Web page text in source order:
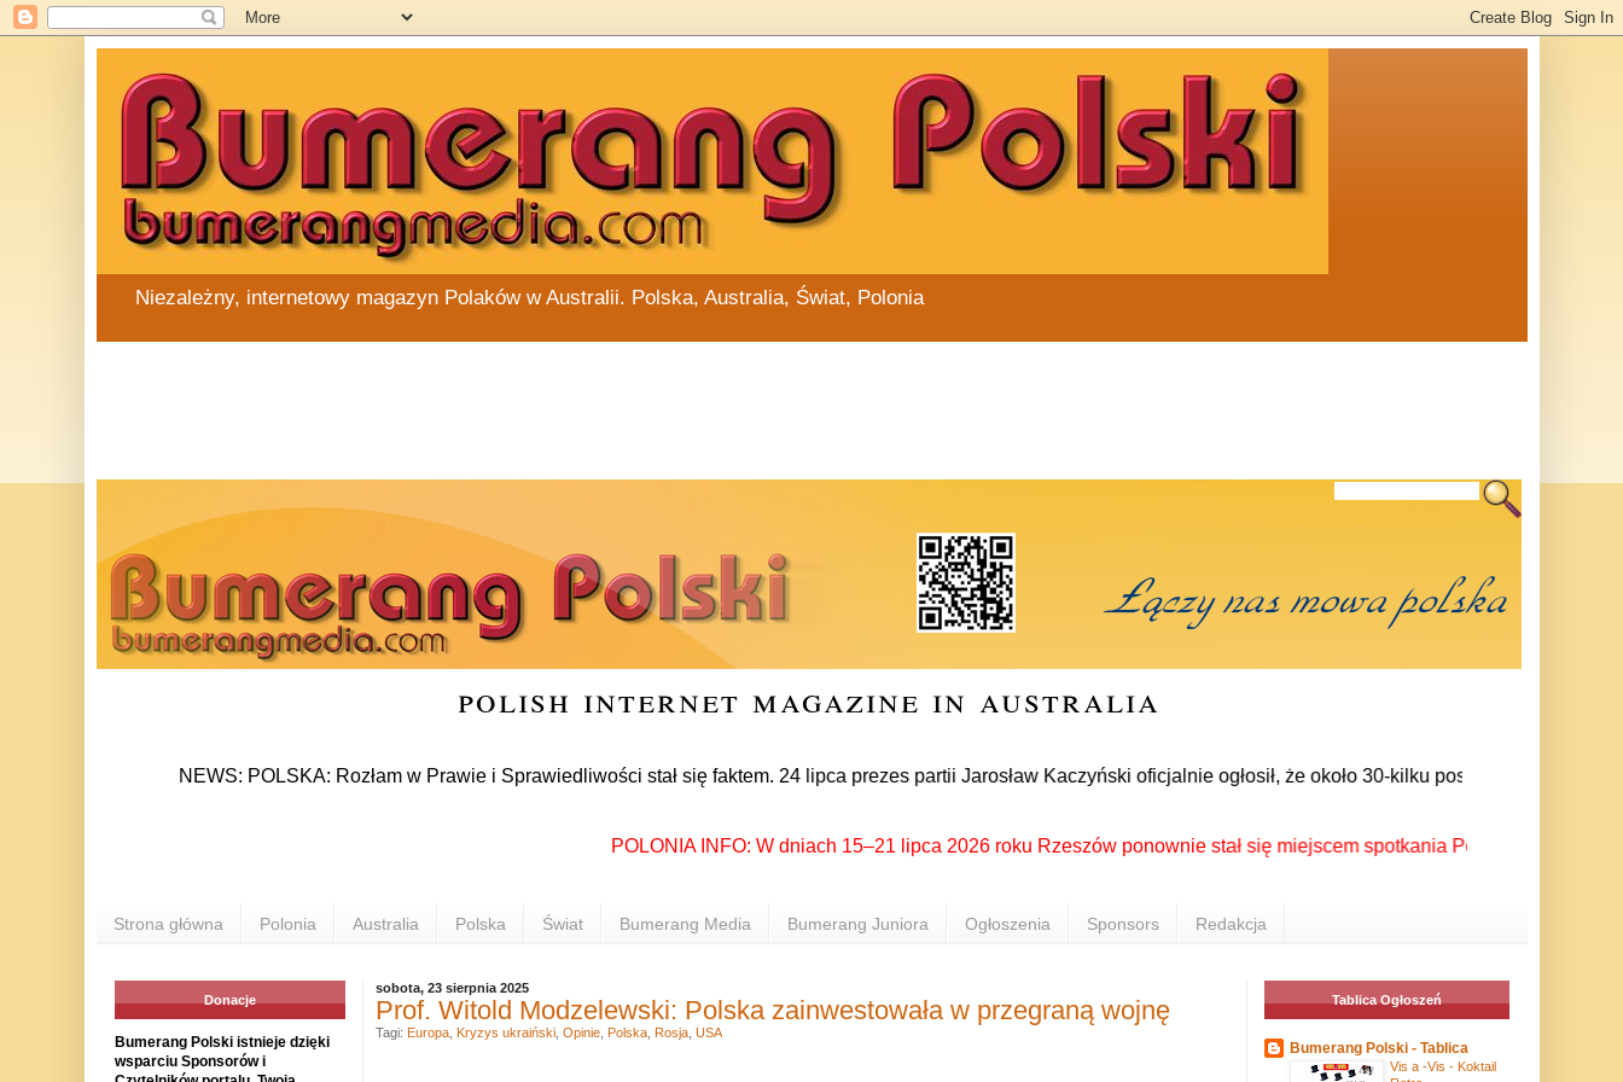
Niezależny, internetowy magazyn Polaków w Australii. Polska, Australia, Świat, Polonia
polish internet magazine in australia
NEWS: POLSKA: Rozłam w Prawie i Sprawiedliwości stał się faktem. 24 lipca prezes partii Jarosław Kaczyński oficjalnie ogłosił, że około 30-kilku posłów
POLONIA INFO: W dniach 15–21 lipca 2026 roku Rzeszów ponownie stał się miejscem spotkania Polonii z całego
Strona główna Polonia Australia Polska Świat Bumerang Media Bumerang Juniora Ogłoszenia Sponsors Redakcja
sobota, 23 sierpnia 2025
Prof. Witold Modzelewski: Polska zainwestowała w przegraną wojnę
Tagi: Europa, Kryzys ukraiński, Opinie, Polska, Rosja, USA
Donacje
Bumerang Polski istnieje dzięki
wsparciu Sponsorów i
Tablica Ogłoszeń
Bumerang Polski - Tablica
Vis a -Vis - Koktail